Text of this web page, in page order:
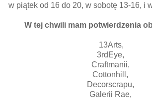
w piątek od 16 do 20, w sobotę 13-16, i
W tej chwili mam potwierdzenia
13Arts,
3rdEye,
Craftmanii,
Cottonhill,
Decorscrapu,
Galerii Rae,